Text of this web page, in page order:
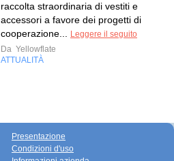
raccolta straordinaria di vestiti e
accessori a favore dei progetti di
cooperazione...
Leggere il seguito
Da Yellowflate
ATTUALITÀ
Presentazione
Condizioni d'uso